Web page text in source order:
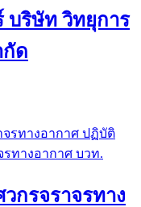
บริษัท วิทยุการ
กัด
กรจราจรทาง